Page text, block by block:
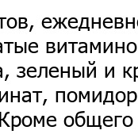
зеленый и